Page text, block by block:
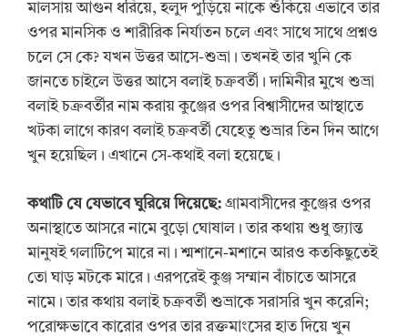
মালসায় আগুন ধরিয়ে, হলুদ পুড়িয়ে নাকে শুঁকিয়ে এভাবে তার
ওপর মানসিক ও শারীরিক নির্যাতন চলে এবং সাথে সাথে প্রশ্নও
চলে সে কে? যখন উত্তর আসে-শুভ্রা। তখনই তার খুনি কে
জানতে চাইলে উত্তর আসে বলাই চক্রবর্তী। দামিনীর মুখে শুভ্রা
বলাই চক্রবর্তীর নাম করায় কুঞ্জের ওপর বিশ্বাসীদের আস্থাতে
খটকা লাগে কারণ বলাই চক্রবর্তী যেহেতু শুভ্রার তিন দিন আগে
খুন হয়েছিল। এখানে সে-কথাই বলা হয়েছে।
কথাটি যে যেভাবে ঘুরিয়ে দিয়েছে: গ্রামবাসীদের কুঞ্জের ওপর
অনাস্থাতে আসরে নামে বুড়ো ঘোষাল। তার কথায় শুধু জ্যান্ত
মানুষই গলাটিপে মারে না। শ্মশানে-মশানে আরও কতকিছুতেই
তো ঘাড় মটকে মারে। এরপরেই কুঞ্জ সম্মান বাঁচাতে আসরে
নামে। তার কথায় বলাই চক্রবর্তী শুভ্রাকে সরাসরি খুন করেনি;
পরোক্ষভাবে কারোর ওপর তার রক্তমাংসের হাত দিয়ে খুন